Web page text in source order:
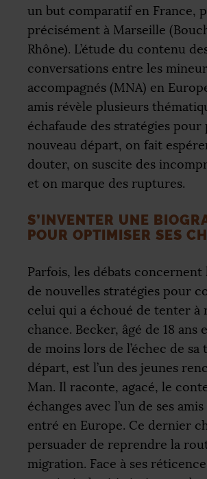
un but comparatif en France,
précisément à Marseille
Rhône). L’étude du contenu
conversations entre les
accompagnés (MNA) en
amis révèle plusieurs
échafaude des stratégies
nouveau départ, on fait
douter, on suscite des
et on marque des ruptures.
S’INVENTER UNE
POUR OPTIMISER SES
Parfois, les débats concernent
de nouvelles stratégies pour
celui qui a échoué de tenter à
chance. Becker, âgé de 18 ans
de moins lors de l’échec de sa
départ, est l’un des jeunes
Man. Il raconte, agacé, le
échanges avec l’un de ses
entré en Europe. Ce dernier
persuader de reprendre la
migration. Face à ses